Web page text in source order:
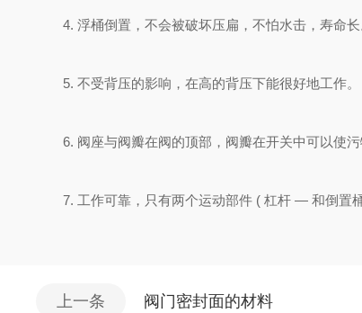
4. 浮桶倒置，不会被破坏压扁，不怕水击，寿命长
5. 不受背压的影响，在高的背压下能很好地工作。
6. 阀座与阀瓣在阀的顶部，阀瓣在开关中可以使污
7. 工作可靠，只有两个运动部件 ( 杠杆 — 和倒置桶
上一条 阀门密封面的材料